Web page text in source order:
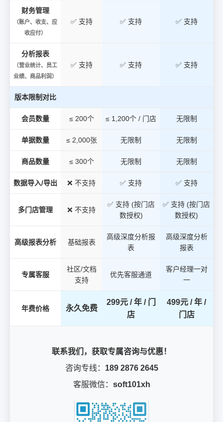
财务管理
（账户、收支、应
收应付）
✅ 支持 ✅ 支持 ✅ 支持
分析报表
（营业统计、员工
业绩、商品利润）
✅ 支持 ✅ 支持 ✅ 支持
版本限制对比
会员数量 ≤ 200个 ≤ 1,200个 / 门店 无限制
单据数量 ≤ 2,000张 无限制 无限制
商品数量 ≤ 300个 无限制 无限制
数据导入/导出 ❌ 不支持 ✅ 支持 ✅ 支持
多门店管理 ❌ 不支持
✅ 支持 (按门店
数授权)
✅ 支持 (按门店
数授权)
高级报表分析 基础报表
高级深度分析报
表
高级深度分析
报表
专属客服
社区/文档
支持
优先客服通道
客户经理一对
一
年费价格 永久免费
299元 / 年 / 门
店
499元 / 年 /
门店
联系我们，获取专属咨询与优惠！
咨询专线： 189 2876 2645
客服微信： soft101xh